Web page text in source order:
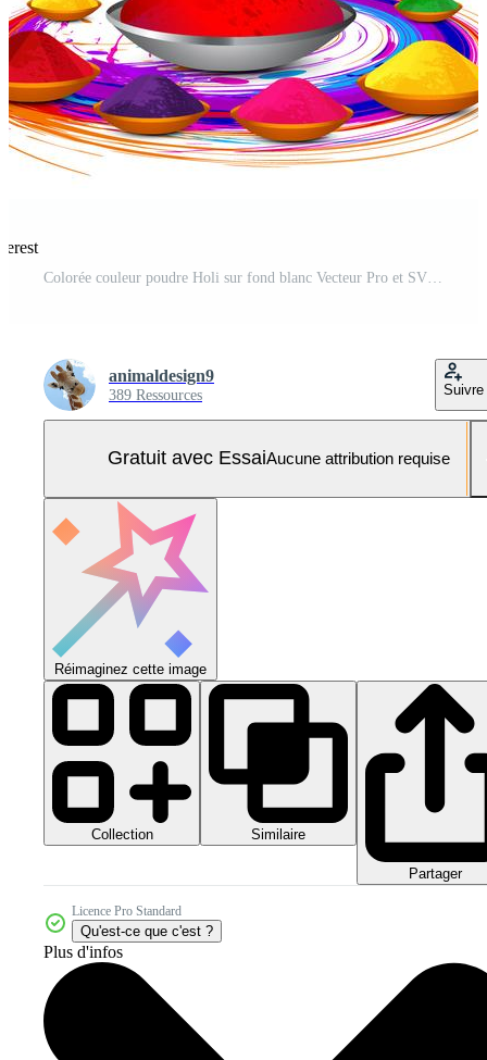
animaldesign9
389 Ressources Suivre
Gratuit avec EssaiAucune attribution requise
Réimaginez cette image
Collection Similaire
Partager
Licence Pro Standard
Qu'est-ce que c'est ?
Plus d'infos